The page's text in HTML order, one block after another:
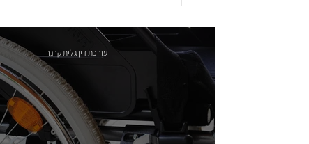
עורכת דין גלית קרנר